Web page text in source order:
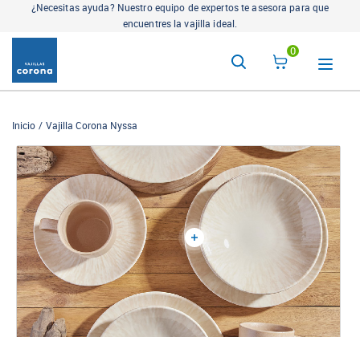
¿Necesitas ayuda? Nuestro equipo de expertos te asesora para que
encuentres la vajilla ideal.
0
Inicio Vajilla Corona Nyssa